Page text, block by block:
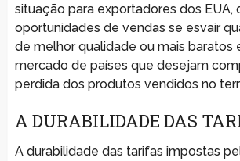
situação para exportadores dos EUA,
oportunidades de vendas se esvair
de melhor qualidade ou mais baratos
mercado de países que desejam
perdida dos produtos vendidos no
A DURABILIDADE DAS
A durabilidade das tarifas impostas